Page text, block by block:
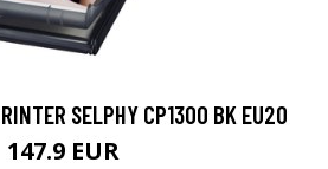
SELPHY CP1300 BK EU20
147.9 EUR